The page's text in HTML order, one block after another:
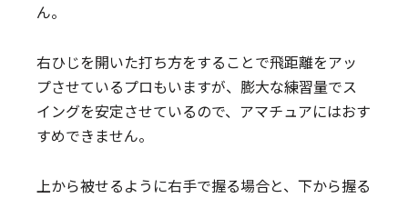
ん。
右ひじを開いた打ち方をすることで飛距離をアッ
プさせているプロもいますが、膨大な練習量でス
イングを安定させているので、アマチュアにはおす
すめできません。
上から被せるように右手で握る場合と、下から握る